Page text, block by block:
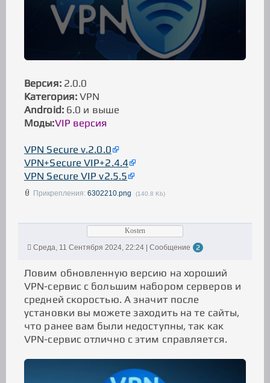
Версия:2.0.0
Категория: VPN
Android:6.0 и выше
Моды:VIP версия
VPN Secure v.2.0.0
VPN+Secure VIP+2.4.4
VPN Secure VIP v2.5.5
Прикрепления: 6302210.png (140.8 Kb)
Kosten
Среда, 11 Сентября 2024, 22:24 | Сообщение
2
Ловим обновленную версию на хороший
VPN-сервис с большим набором серверов и
средней скоростью. А значит после
установки вы можете заходить на те сайты,
что ранее вам были недоступны, так как
VPN-сервис отлично с этим справляется.